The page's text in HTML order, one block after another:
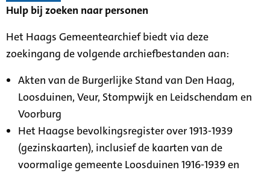
Hulp bij zoeken naar personen
Het Haags Gemeentearchief biedt via deze
zoekingang de volgende archiefbestanden aan:
Akten van de Burgerlijke Stand van Den Haag,
Loosduinen, Veur, Stompwijk en Leidschendam en
Voorburg
Het Haagse bevolkingsregister over 1913-1939
(gezinskaarten), inclusief de kaarten van de
voormalige gemeente Loosduinen 1916-1939 en